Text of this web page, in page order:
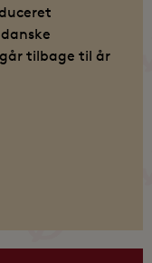
tilbage til år